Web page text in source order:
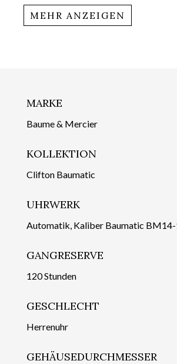
Qualität und Präzision verspricht,
Das Uhrengehäuse, die
MEHR ANZEIGEN
MARKE
Baume & Mercier
KOLLEKTION
Clifton Baumatic
UHRWERK
Automatik, Kaliber Baumatic
GANGRESERVE
120 Stunden
GESCHLECHT
Herrenuhr
GEHÄUSEDURCHMESSER